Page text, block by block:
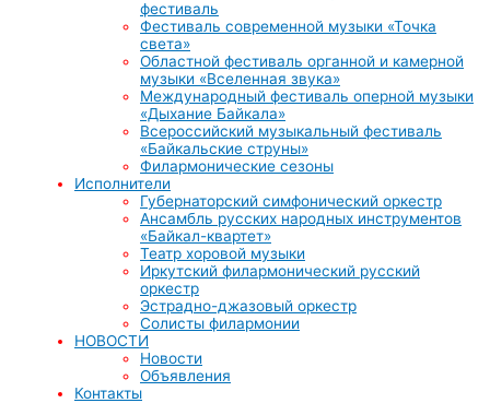
фестиваль
Фестиваль современной музыки «Точка
света»
Областной фестиваль органной и камерной
музыки «Вселенная звука»
Международный фестиваль оперной музыки
«Дыхание Байкала»
Всероссийский музыкальный фестиваль
«Байкальские струны»
Филармонические сезоны
Исполнители
Губернаторский симфонический оркестр
Ансамбль русских народных инструментов
«Байкал-квартет»
Театр хоровой музыки
Иркутский филармонический русский
оркестр
Эстрадно-джазовый оркестр
Солисты филармонии
НОВОСТИ
Новости
Объявления
Контакты